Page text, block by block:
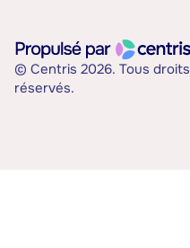
© Centris 2026. Tous droits
réservés.